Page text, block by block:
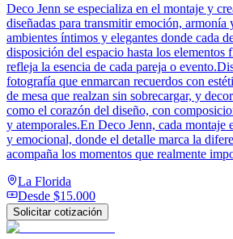
Deco Jenn se especializa en el montaje y
diseñadas para transmitir emoción, armonía
ambientes íntimos y elegantes donde cada
disposición del espacio hasta los
refleja la esencia de cada pareja o
fotografía que enmarcan recuerdos con
de mesa que realzan sin sobrecargar, y
como el corazón del diseño, con
y atemporales.En Deco Jenn, cada montaje
y emocional, donde el detalle marca la
acompaña los momentos que realmente
La Florida
Desde $15.000
Solicitar cotización